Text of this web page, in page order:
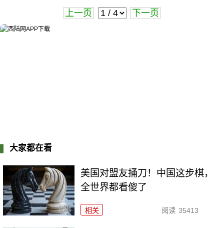
上一页 下一页
大家都在看
美国对盟友捅刀！中国这步棋，
全世界都看傻了
相关 阅读 35413